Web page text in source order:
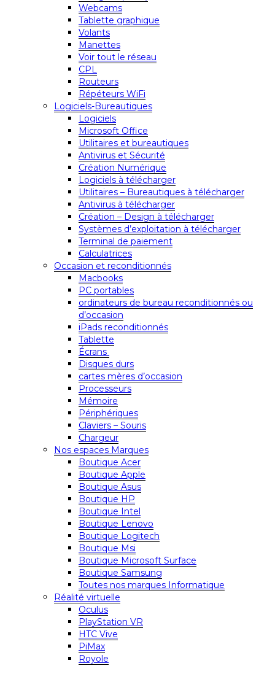
Webcams
Tablette graphique
Volants
Manettes
Voir tout le réseau
CPL
Routeurs
Répéteurs WiFi
Logiciels-Bureautiques
Logiciels
Microsoft Office
Utilitaires et bureautiques
Antivirus et Sécurité
Création Numérique
Logiciels à télécharger
Utilitaires – Bureautiques à télécharger
Antivirus à télécharger
Création – Design à télécharger
Systèmes d’exploitation à télécharger
Terminal de paiement
Calculatrices
Occasion et reconditionnés
Macbooks
PC portables
ordinateurs de bureau reconditionnés ou
d’occasion
iPads reconditionnés
Tablette
Écrans
Disques durs
cartes mères d’occasion
Processeurs
Mémoire
Périphériques
Claviers – Souris
Chargeur
Nos espaces Marques
Boutique Acer
Boutique Apple
Boutique Asus
Boutique HP
Boutique Intel
Boutique Lenovo
Boutique Logitech
Boutique Msi
Boutique Microsoft Surface
Boutique Samsung
Toutes nos marques Informatique
Réalité virtuelle
Oculus
PlayStation VR
HTC Vive
PiMax
Royole